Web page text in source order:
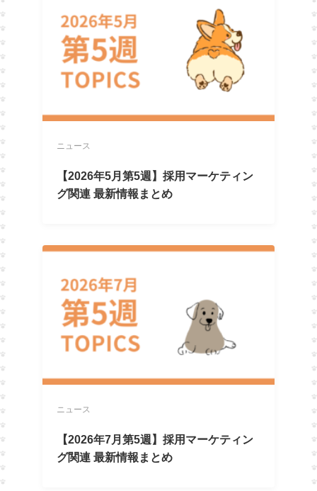
ニュース
【2026年5月第5週】採用マーケティン
グ関連 最新情報まとめ
ニュース
【2026年7月第5週】採用マーケティン
グ関連 最新情報まとめ